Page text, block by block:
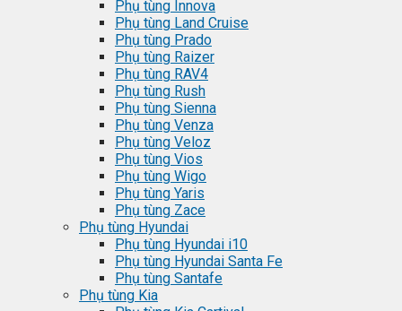
Phụ tùng Innova
Phụ tùng Land Cruise
Phụ tùng Prado
Phụ tùng Raizer
Phụ tùng RAV4
Phụ tùng Rush
Phụ tùng Sienna
Phụ tùng Venza
Phụ tùng Veloz
Phụ tùng Vios
Phụ tùng Wigo
Phụ tùng Yaris
Phụ tùng Zace
Phụ tùng Hyundai
Phụ tùng Hyundai i10
Phụ tùng Hyundai Santa Fe
Phụ tùng Santafe
Phụ tùng Kia